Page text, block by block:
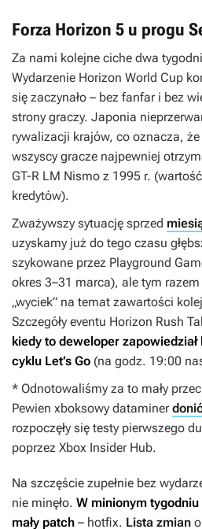
Forza Horizon 5 u progu
Za nami kolejne ciche dwa
Wydarzenie Horizon World Cup
się zaczynało – bez fanfar i bez
strony graczy. Japonia
rywalizacji krajów, co oznacza,
wszyscy gracze najpewniej
GT-R LM Nismo z 1995 r.
kredytów).
Zważywszy sytuację sprzed
uzyskamy już do tego czasu
szykowane przez Playground
okres 3–31 marca), ale tym
„wyciek” na temat zawartości
Szczegóły eventu Horizon Rush
kiedy to deweloper
cyklu Let’s Go (na godz. 19:00
* Odnotowaliśmy za to mały
Pewien xboksowy dataminer
rozpoczęły się testy pierwszego
poprzez Xbox Insider Hub.
Na szczęście zupełnie bez
nie minęło. W minionym
mały patch – hotfix. Lista zmian